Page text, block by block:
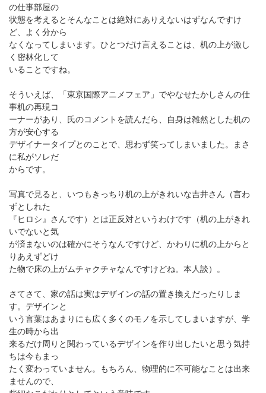
の仕事部屋の
状態を考えるとそんなことは絶対にありえないはずなんですけ
ど、よく分から
なくなってしまいます。ひとつだけ言えることは、机の上が激し
く密林化して
いることですね。
そういえば、「東京国際アニメフェア」でやなせたかしさんの仕
事机の再現コ
ーナーがあり、氏のコメントを読んだら、自身は雑然とした机の
方が安心する
デザイナータイプとのことで、思わず笑ってしまいました。まさ
に私がソレだ
からです。
写真で見ると、いつもきっちり机の上がきれいな吉井さん（言わ
ずとしれた
『ヒロシ』さんです）とは正反対というわけです（机の上がきれ
いでないと気
が済まないのは確かにそうなんですけど、かわりに机の上からと
りあえずどけ
た物で床の上がムチャクチャなんですけどね。本人談）。
さてさて、家の話は実はデザインの話の置き換えだったりしま
す。デザインと
いう言葉はあまりにも広く多くのモノを示してしまいますが、学
生の時から出
来るだけ周りと関わっているデザインを作り出したいと思う気持
ちは今もまっ
たく変わっていません。もちろん、物理的に不可能なことは出来
ませんので、